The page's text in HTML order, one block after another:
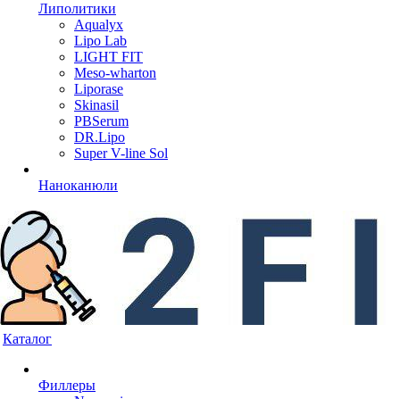
Липолитики
Aqualyx
Lipo Lab
LIGHT FIT
Meso-wharton
Liporase
Skinasil
PBSerum
DR.Lipo
Super V-line Sol
Наноканюли
Каталог
Филлеры